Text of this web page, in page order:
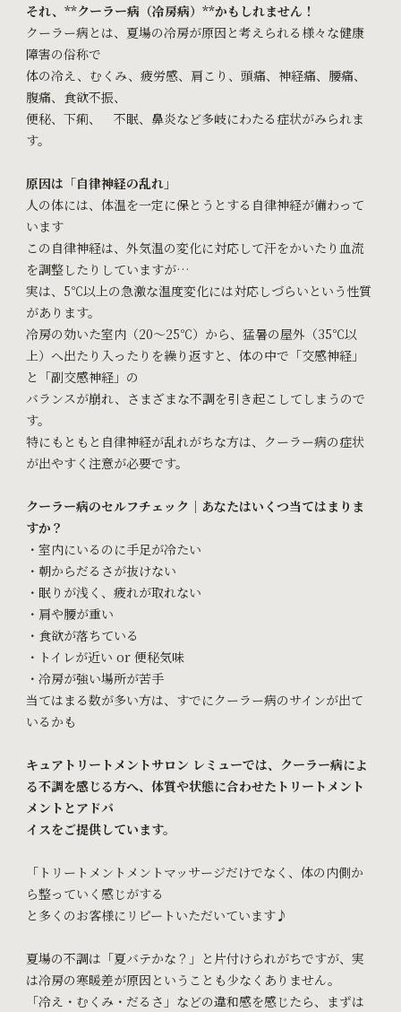
それ、**クーラー病（冷房病）**かもしれません！
クーラー病とは、夏場の冷房が原因と考えられる様々な健康
障害の俗称で
体の冷え、むくみ、疲労感、肩こり、頭痛、神経痛、腰痛、
腹痛、食欲不振、
便秘、下痢、 不眠、鼻炎など多岐にわたる症状がみられま
す。
原因は「自律神経の乱れ」
人の体には、体温を一定に保とうとする自律神経が備わって
います
この自律神経は、外気温の変化に対応して汗をかいたり血流
を調整したりしていますが…
実は、5℃以上の急激な温度変化には対応しづらいという性質
があります。
冷房の効いた室内（20〜25℃）から、猛暑の屋外（35℃以
上）へ出たり入ったりを繰り返すと、体の中で「交感神経」
と「副交感神経」の
バランスが崩れ、さまざまな不調を引き起こしてしまうので
す。
特にもともと自律神経が乱れがちな方は、クーラー病の症状
が出やすく注意が必要です。
クーラー病のセルフチェック｜あなたはいくつ当てはまりま
すか？
・室内にいるのに手足が冷たい
・朝からだるさが抜けない
・眠りが浅く、疲れが取れない
・肩や腰が重い
・食欲が落ちている
・トイレが近い or 便秘気味
・冷房が強い場所が苦手
当てはまる数が多い方は、すでにクーラー病のサインが出て
いるかも
キュアトリートメントサロン レミューでは、クーラー病によ
る不調を感じる方へ、体質や状態に合わせたトリートメント
メントとアドバ
イスをご提供しています。
「トリートメントメントマッサージだけでなく、体の内側か
ら整っていく感じがする
と多くのお客様にリピートいただいています♪
夏場の不調は「夏バテかな？」と片付けられがちですが、実
は冷房の寒暖差が原因ということも少なくありません。
「冷え・むくみ・だるさ」などの違和感を感じたら、まずは